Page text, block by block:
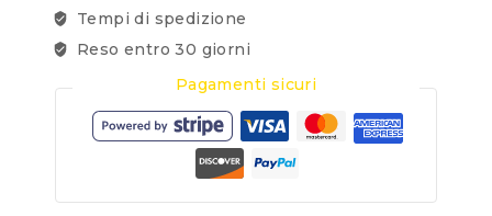
Tempi di spedizione
Reso entro 30 giorni
Pagamenti sicuri